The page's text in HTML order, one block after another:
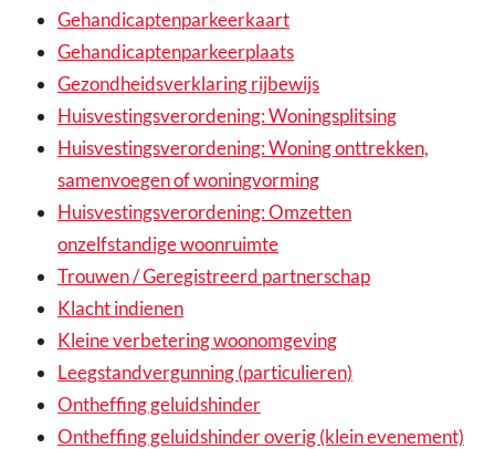
Gehandicaptenparkeerkaart
Gehandicaptenparkeerplaats
Gezondheidsverklaring rijbewijs
Huisvestingsverordening: Woningsplitsing
Huisvestingsverordening: Woning onttrekken,
samenvoegen of woningvorming
Huisvestingsverordening: Omzetten
onzelfstandige woonruimte
Trouwen / Geregistreerd partnerschap
Klacht indienen
Kleine verbetering woonomgeving
Leegstandvergunning (particulieren)
Ontheffing geluidshinder
Ontheffing geluidshinder overig (klein evenement)